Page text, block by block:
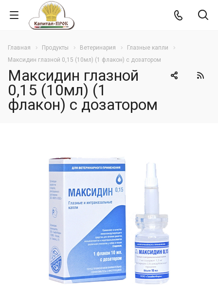
Главная Продукты Ветеринария
Глазные капли
Максидин глазной 0,15 (10мл) (1 флакон) с дозатором
Максидин глазной
0,15 (10мл) (1
флакон) с дозатором